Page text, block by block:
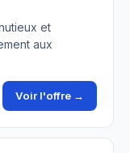
et
aux
Voir l'offre →